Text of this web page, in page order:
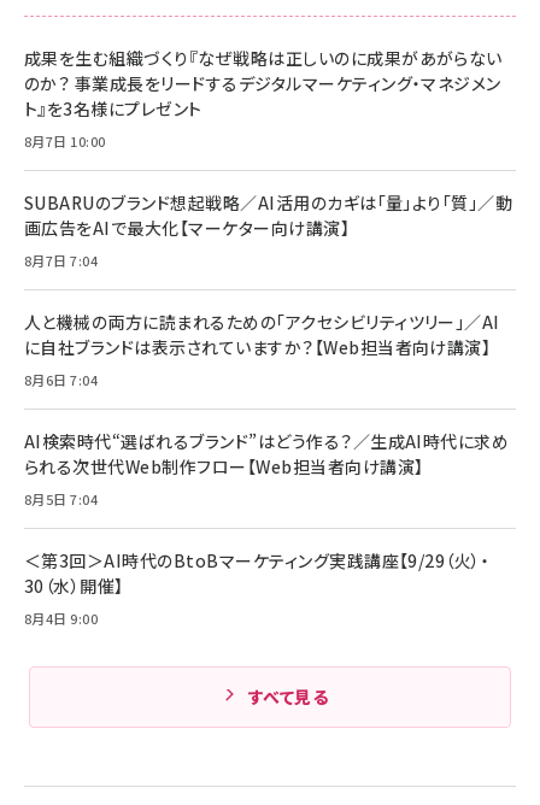
成果を生む組織づくり『なぜ戦略は正しいのに成果があがらない
のか？ 事業成長をリードするデジタルマーケティング・マネジメン
ト』を3名様にプレゼント
8月7日 10:00
SUBARUのブランド想起戦略／AI活用のカギは「量」より「質」／動
画広告をAIで最大化【マーケター向け講演】
8月7日 7:04
人と機械の両方に読まれるための「アクセシビリティツリー」／AI
に自社ブランドは表示されていますか？【Web担当者向け講演】
8月6日 7:04
AI検索時代“選ばれるブランド”はどう作る？／生成AI時代に求め
られる次世代Web制作フロー【Web担当者向け講演】
8月5日 7:04
＜第3回＞AI時代のBtoBマーケティング実践講座【9/29（火）・
30（水）開催】
8月4日 9:00
すべて見る